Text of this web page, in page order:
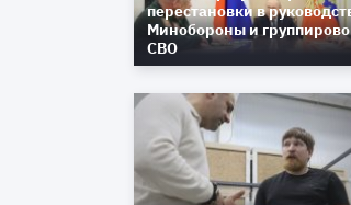
перестановки в
Минобороны и
СВО